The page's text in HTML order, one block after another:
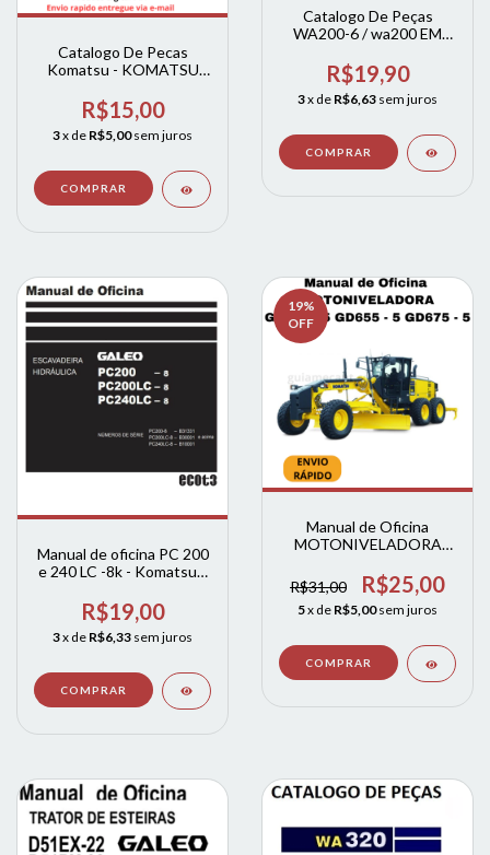
Catalogo De Pecas
Komatsu - KOMATSU
R$15,00
3x de R$5,00 sem juros
Catalogo De Peças
WA200-6 / wa200 EM
R$19,90
3x de R$6,63 sem juros
Manual de oficina PC 200
e 240 LC -8k - Komatsu+
falhas
R$19,00
3x de R$6,33 sem juros
19%
OFF
Manual de Oficina
MOTONIVELADORA
GD675 - 5
R$31,00 R$25,00
5x de R$5,00 sem juros